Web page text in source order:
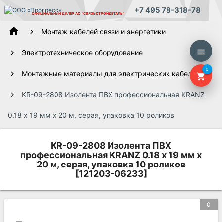
ОФИЦИАЛЬНЫЙ ДИЛЕР АО "СВЯЗЬСТРОЙДЕТАЛЬ" +7 495 78-318-78
menu
shopping_cart
0
home Монтаж кабелей связи и энергетики
Электротехническое оборудование
Монтажные материалы для электрических кабелей
KR-09-2808 Изолента ПВХ профессиональная KRANZ
0.18 х 19 мм х 20 м, серая, упаковка 10 роликов
KR-09-2808 Изолента ПВХ
профессиональная KRANZ 0.18 х 19 мм х
20 м, серая, упаковка 10 роликов
[121203-06233]
0